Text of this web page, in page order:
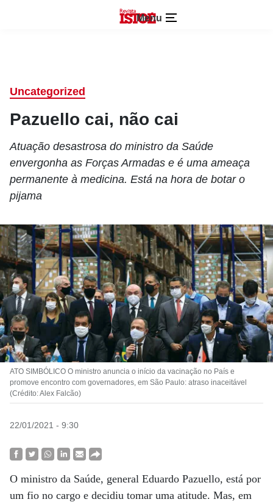
Menu
Uncategorized
Pazuello cai, não cai
Atuação desastrosa do ministro da Saúde
envergonha as Forças Armadas e é uma ameaça
permanente à medicina. Está na hora de botar o
pijama
ATO SIMBÓLICO O ministro anuncia o início da vacinação no País e
promove encontro com governadores, em São Paulo: atraso inaceitável
(Crédito: Alex Falcão)
22/01/2021 - 9:30
O ministro da Saúde, general Eduardo Pazuello, está por
um fio no cargo e decidiu tomar uma atitude. Mas, em